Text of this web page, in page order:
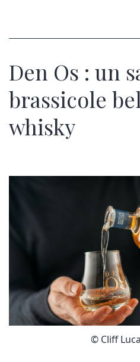
Den Os : un
brassicole
whisky
© Cliff